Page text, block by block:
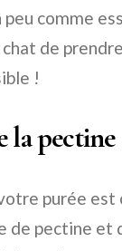
peu comme
de
!
la pectine
purée est
de pectine et